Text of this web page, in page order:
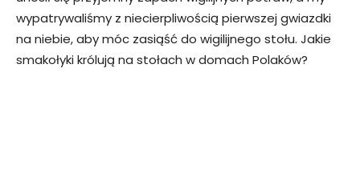
wypatrywaliśmy z niecierpliwością pierwszej gwiazdki
na niebie, aby móc zasiąść do wigilijnego stołu. Jakie
smakołyki królują na stołach w domach Polaków?